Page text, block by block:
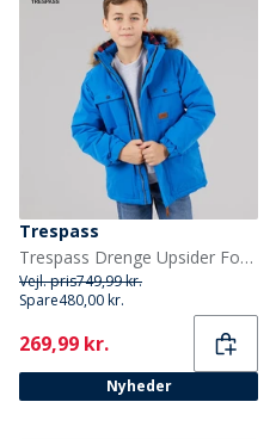
Trespass
Trespass Drenge Upsider Foret Vandtæt Parka Blå
Vejl. pris749,99 kr.
Spare480,00 kr.
Current
269,99 kr.
Nyheder